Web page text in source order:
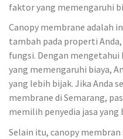
faktor yang memengaruhi
Canopy membrane adalah
tambah pada properti
fungsi. Dengan
yang memengaruhi biaya,
yang lebih bijak. Jika Anda
membrane di Semarang,
memilih penyedia jasa yang
Selain itu, canopy